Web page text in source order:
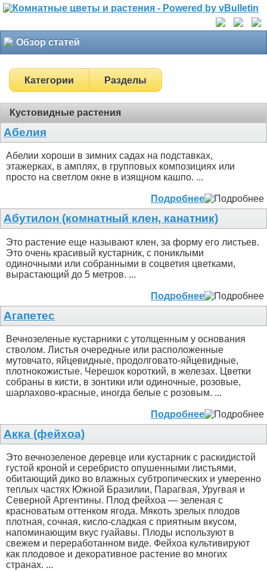
Обзор статей
Категории Разделы
Кустовидные растения
Абелия
Абелии хороши в зимних садах на подставках,
этажерках, в амплях, в групповых композициях или
просто на светлом окне в изящном кашпо. ...
Подробнее
Абутилон (комнатный клен, канатник)
Это растение еще называют клен, за форму его листьев.
Это очень красивый кустарник, с пониклыми
одиночными или собранными в соцветия цветками,
вырастающий до 5 метров. ...
Подробнее
Агапетес
Вечнозеленые кустарники с утолщенным у основания
стволом. Листья очередные или расположенные
мутовчато, яйцевидные, продолговато-яйцевидные,
плотнокожистые. Черешок короткий, в железах. Цветки
собраны в кисти, в зонтики или одиночные, розовые,
шарлахово-красные, иногда белые с розовым. ...
Подробнее
Акка (фейхоа)
Это вечнозеленое деревце или кустарник с раскидистой
густой кроной и серебристо опушенными листьями,
обитающий дико во влажных субтропических и умеренно
теплых частях Южной Бразилии, Парагвая, Уругвая и
Северной Аргентины. Плод фейхоа — зеленая с
красноватым оттенком ягода. Мякоть зрелых плодов
плотная, сочная, кисло-сладкая с приятным вкусом,
напоминающим вкус гуайавы. Плоды используют в
свежем и переработанном виде. Фейхоа культивируют
как плодовое и декоративное растение во многих
странах. ...